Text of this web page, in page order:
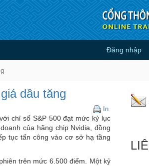
và GDP, giá dầuĐăng nhập
dầu tăng
InChứng
khoán
Mỹ
lập
sau
chỉ số S&P 500 đạt mức kỷ lục
của hãng chip Nvidia, đồng
tục tấn công vào cơ sở hạ tầng
trên mức 6.500 điểm. Một kỷ